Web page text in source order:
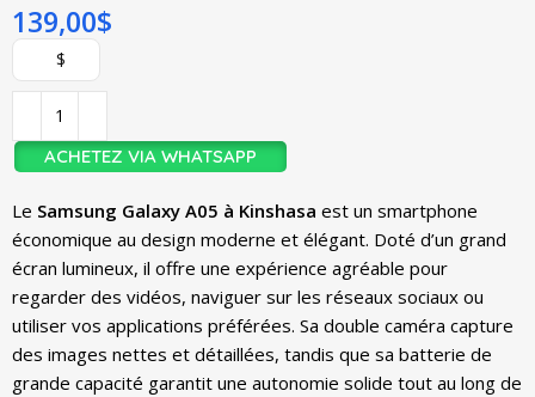
139,00$
$
ACHETEZ VIA WHATSAPP
Le Samsung Galaxy A05 à Kinshasa est un smartphone
économique au design moderne et élégant. Doté d’un grand
écran lumineux, il offre une expérience agréable pour
regarder des vidéos, naviguer sur les réseaux sociaux ou
utiliser vos applications préférées. Sa double caméra capture
des images nettes et détaillées, tandis que sa batterie de
grande capacité garantit une autonomie solide tout au long de